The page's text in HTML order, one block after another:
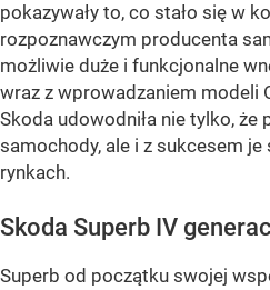
pokazywały to, co stało się w
rozpoznawczym producenta
możliwie duże i funkcjonalne
wraz z wprowadzaniem modeli
Skoda udowodniła nie tylko,
samochody, ale i z sukcesem
rynkach.
Skoda Superb IV
Superb od początku swojej